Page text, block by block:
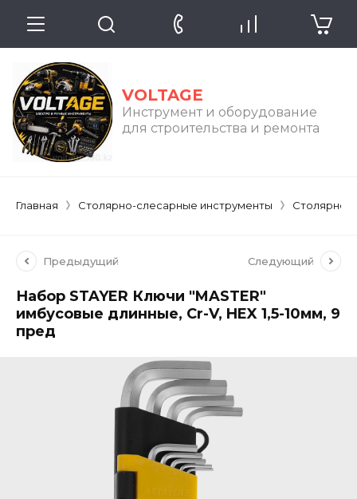
VOLTAGE
Инструмент и оборудование
для строительства и ремонта
Главная Столярно-слесарные инструменты Столярно-
Предыдущий Следующий
Набор STAYER Ключи "MASTER"
имбусовые длинные, Cr-V, HEX 1,5-10мм, 9
пред